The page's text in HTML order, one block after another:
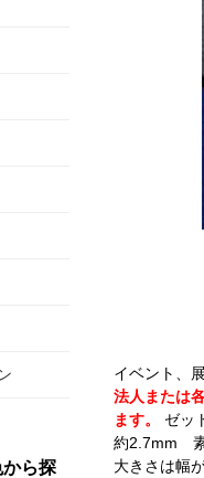
イベント、
法人または
ます。
ゼッ
約2.7mm
大きさは幅
ら探